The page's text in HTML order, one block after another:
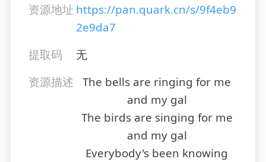
资源地址 https://pan.quark.cn/s/9f4eb9
2e9da7
提取码
无
资源描述
The bells are ringing for me
and my gal
The birds are singing for me
and my gal
Everybody's been knowing